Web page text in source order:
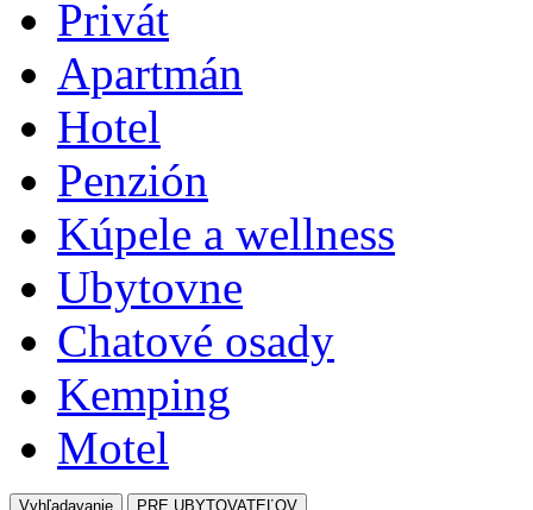
Privát
Apartmán
Hotel
Penzión
Kúpele a wellness
Ubytovne
Chatové osady
Kemping
Motel